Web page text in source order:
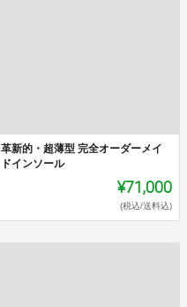
革新的・超薄型 完全オーダーメイ
ドインソール
¥71,000
(税込/送料込)